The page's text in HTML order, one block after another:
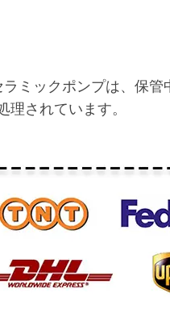
ミックポンプは、保
されています。